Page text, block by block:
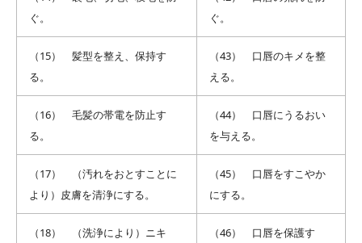
ぐ。
ぐ。
（15） 髪型を整え、保持す
る。
（43） 口唇のキメを整
える。
（16） 毛髪の帯電を防止す
る。
（44） 口唇にうるおい
を与える。
（17） （汚れをおとすことに
より）皮膚を清浄にする。
（45） 口唇をすこやか
にする。
（18） （洗浄により）ニキ
（46） 口唇を保護す